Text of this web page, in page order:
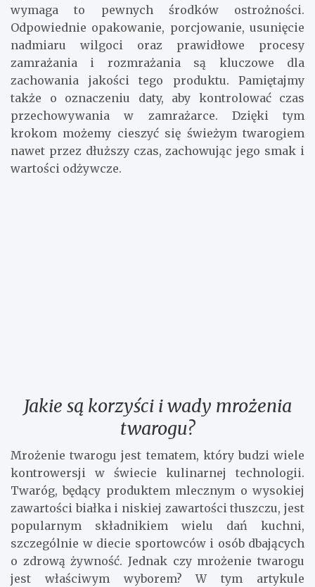
wymaga to pewnych środków ostrożności.
Odpowiednie opakowanie, porcjowanie, usunięcie
nadmiaru wilgoci oraz prawidłowe procesy
zamrażania i rozmrażania są kluczowe dla
zachowania jakości tego produktu. Pamiętajmy
także o oznaczeniu daty, aby kontrolować czas
przechowywania w zamrażarce. Dzięki tym
krokom możemy cieszyć się świeżym twarogiem
nawet przez dłuższy czas, zachowując jego smak i
wartości odżywcze.
Jakie są korzyści i wady mrożenia
twarogu?
Mrożenie twarogu jest tematem, który budzi wiele
kontrowersji w świecie kulinarnej technologii.
Twaróg, będący produktem mlecznym o wysokiej
zawartości białka i niskiej zawartości tłuszczu, jest
popularnym składnikiem wielu dań kuchni,
szczególnie w diecie sportowców i osób dbających
o zdrową żywność. Jednak czy mrożenie twarogu
jest właściwym wyborem? W tym artykule